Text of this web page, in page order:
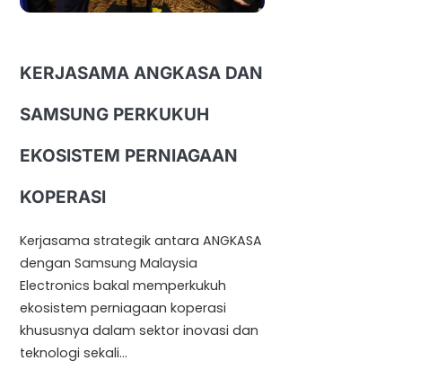
KERJASAMA ANGKASA DAN
SAMSUNG PERKUKUH
EKOSISTEM PERNIAGAAN
KOPERASI
Kerjasama strategik antara ANGKASA
dengan Samsung Malaysia
Electronics bakal memperkukuh
ekosistem perniagaan koperasi
khususnya dalam sektor inovasi dan
teknologi sekali…